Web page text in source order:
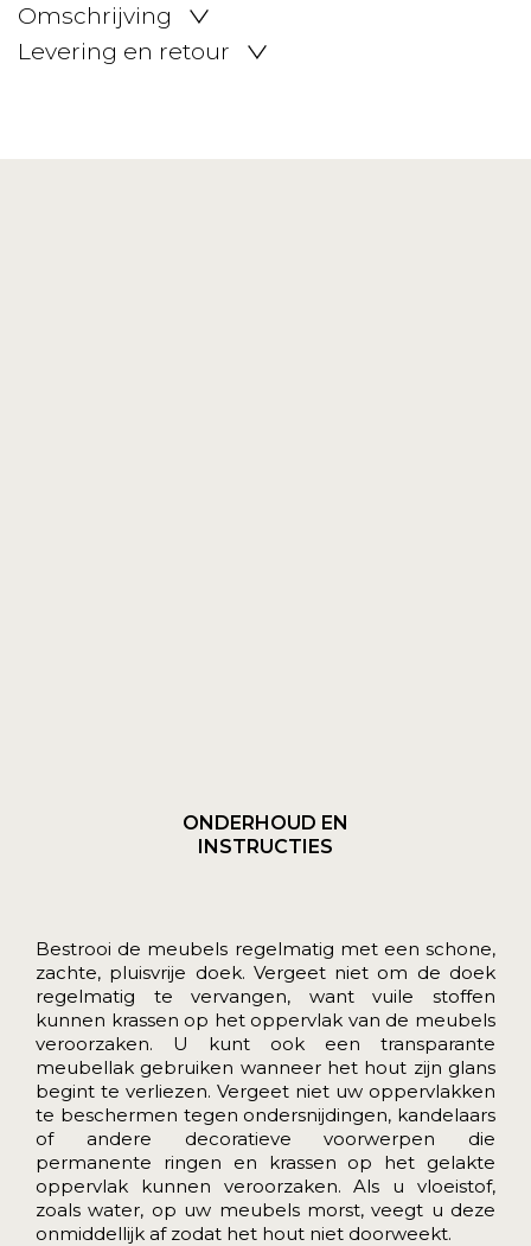
Omschrijving
Levering en retour
ONDERHOUD EN
INSTRUCTIES
Bestrooi de meubels regelmatig met een schone,
zachte, pluisvrije doek. Vergeet niet om de doek
regelmatig te vervangen, want vuile stoffen
kunnen krassen op het oppervlak van de meubels
veroorzaken. U kunt ook een transparante
meubellak gebruiken wanneer het hout zijn glans
begint te verliezen. Vergeet niet uw oppervlakken
te beschermen tegen ondersnijdingen, kandelaars
of andere decoratieve voorwerpen die
permanente ringen en krassen op het gelakte
oppervlak kunnen veroorzaken. Als u vloeistof,
zoals water, op uw meubels morst, veegt u deze
onmiddellijk af zodat het hout niet doorweekt.